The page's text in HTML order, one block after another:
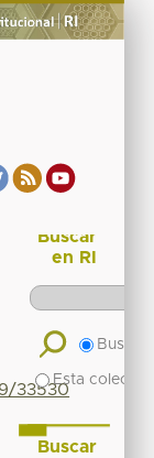
33530
Buscar
en RI
Buscar
Esta
Buscar